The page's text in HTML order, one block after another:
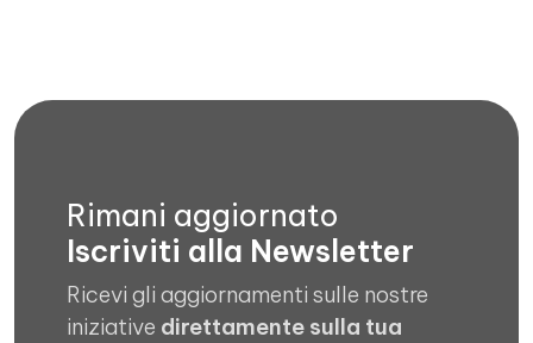
Rimani aggiornato
Iscriviti alla Newsletter
Ricevi gli aggiornamenti sulle nostre
iniziative direttamente sulla tua